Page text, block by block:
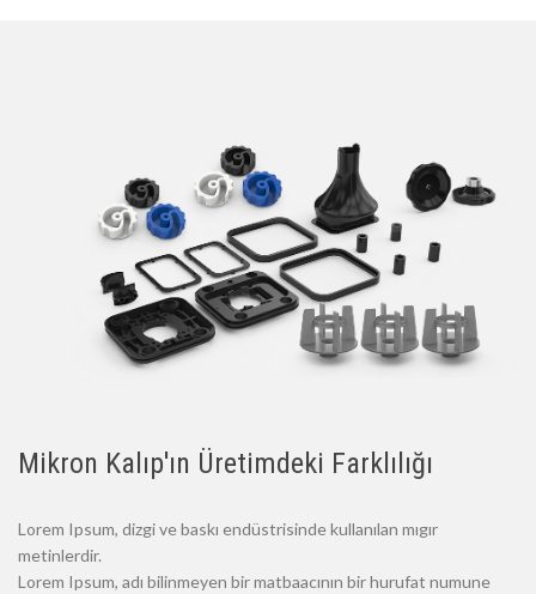
Mikron Kalıp'ın Üretimdeki Farklılığı
Lorem Ipsum, dizgi ve baskı endüstrisinde kullanılan mıgır
metinlerdir.
Lorem Ipsum, adı bilinmeyen bir matbaacının bir hurufat numune